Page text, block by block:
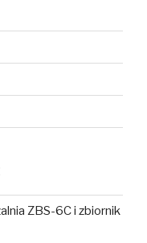
ZBS-6C i zbiornik